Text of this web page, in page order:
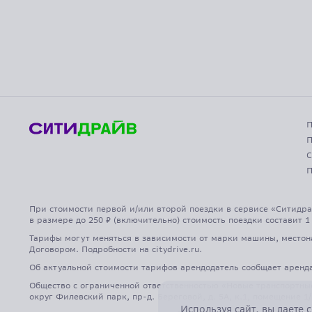
При стоимости первой и/или второй поездки в сервисе
в размере до 250 ₽ (включительно) стоимость поездки
Тарифы могут меняться в зависимости от марки машины,
Договором. Подробности на citydrive.ru.
Об актуальной стоимости тарифов арендодатель сообщает
Общество с ограниченной ответственностью «Новые
округ Филевский парк, пр-д. Береговой, д. 5А, к.1, помещение 1/
Используя сайт, вы даете